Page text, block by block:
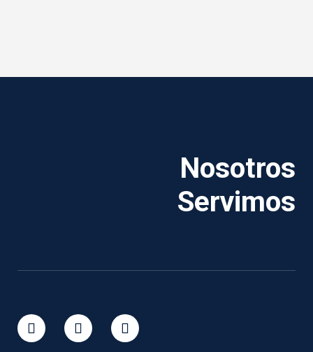
Nosotros
Servimos